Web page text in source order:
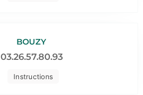
Instructions
BOUZY
03.26.57.80.93